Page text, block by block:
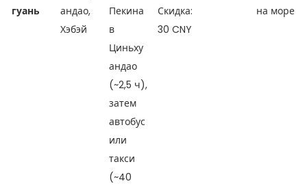
гуань
андао,
Хэбэй
Пекина
в
Циньху
андао
(~2,5 ч),
затем
автобус
или
такси
(~40
Скидка:
30 CNY
на море